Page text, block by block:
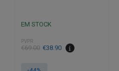
EM STOCK
PVPR
€69.00
O
original
€38.90
O
atual